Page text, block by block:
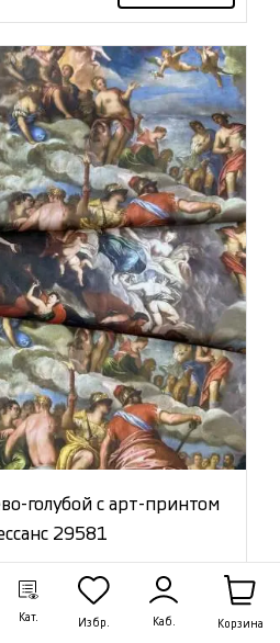
Кат. Избр. Каб. Корзина
голубой с арт-принтом
29581